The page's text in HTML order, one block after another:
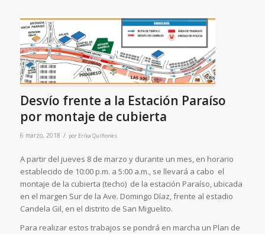
Desvío frente a la Estación Paraíso
por montaje de cubierta
6 marzo, 2018 / por Erika Quiñones
A partir del jueves 8 de marzo y durante un mes, en horario
establecido de 10:00 p.m. a 5:00 a.m., se llevará a cabo el
montaje de la cubierta (techo) de la estación Paraíso, ubicada
en el margen Sur de la Ave. Domingo Díaz, frente al estadio
Candela Gil, en el distrito de San Miguelito.
Para realizar estos trabajos se pondrá en marcha un Plan de